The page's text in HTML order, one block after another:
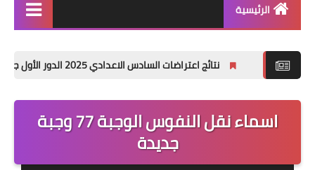
الرئيسية
اخبار وزارة التربية والتعليم
اخبار وزارة العمل وهيئة
نتائج اعتراضات السادس الاعدادي 2025 الدور الأول جميع المحافظات
اسماء نقل النفوس الوجبة 77 وجبة
جديدة